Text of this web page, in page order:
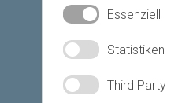
© www.drescher.it -
Impressum
Schaltflächen
Cookies zum Einsatz
speichern" oder
Cookies erlauben.
Ihre Einwilligung
Essenziell
Statistiken
Third Party